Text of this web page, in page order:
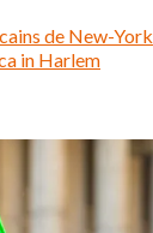
de New-York
in Harlem